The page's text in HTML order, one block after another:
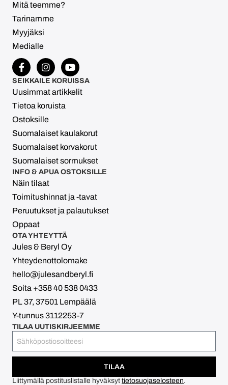
Mitä teemme?
Tarinamme
Myyjäksi
Medialle
SEIKKAILE KORUISSA
Uusimmat artikkelit
Tietoa koruista
Ostoksille
Suomalaiset kaulakorut
Suomalaiset korvakorut
Suomalaiset sormukset
INFO & APUA OSTOKSILLE
Näin tilaat
Toimitushinnat ja -tavat
Peruutukset ja palautukset
Oppaat
OTA YHTEYTTÄ
Jules & Beryl Oy
Yhteydenottolomake
hello@julesandberyl.fi
Soita +358 40 538 0433
PL 37, 37501 Lempäälä
Y-tunnus 3112253-7
TILAA UUTISKIRJEEMME
TILAA
Liittymällä postituslistalle hyväksyt tietosuojaselosteen.